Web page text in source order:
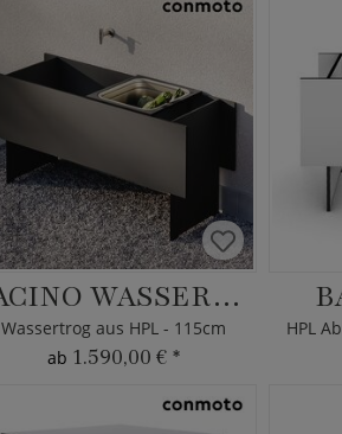
BACINO WASSERTROG
Wassertrog aus HPL - 115cm
ab 1.590,00 € *